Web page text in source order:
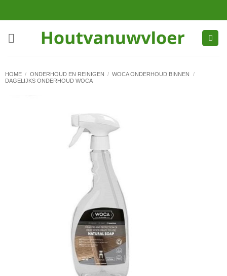
naar
HOME / ONDERHOUD EN REINIGEN / WOCA ONDERHOUD BINNEN
/
DAGELIJKS ONDERHOUD WOCA